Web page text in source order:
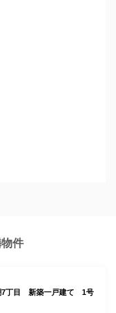
件
7丁目 新築一戸建て 1号